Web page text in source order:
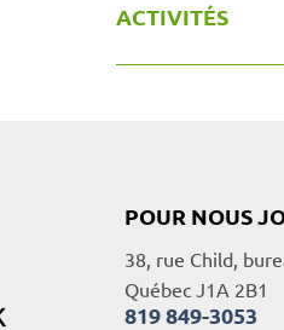
ACTIVITÉS
POUR NOUS
38, rue Child,
Québec J1A 2B1
819 849-3053